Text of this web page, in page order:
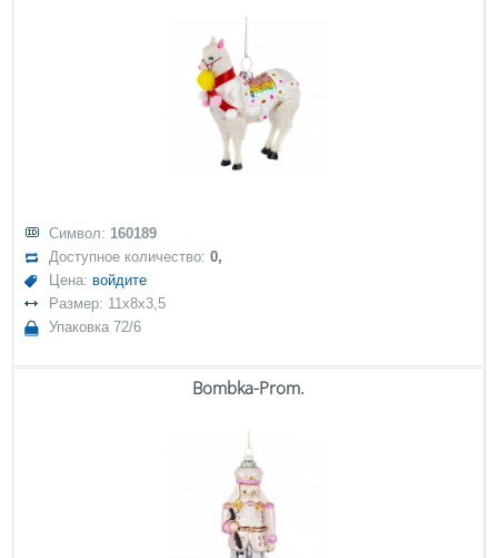
Символ: 160189
Доступное количество:0,
Цена: войдите
Размер: 11x8x3,5
Упаковка 72/6
Bombka-Prom.